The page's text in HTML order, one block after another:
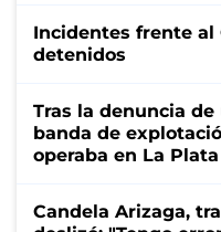
Incidentes frente al
detenidos
Tras la denuncia
banda de
operaba en La
Candela Arizaga,